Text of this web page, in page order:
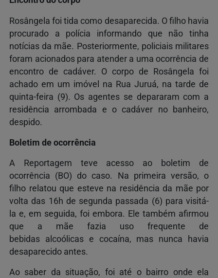
Rosângela foi tida como desaparecida. O filho havia
procurado a polícia informando que não tinha
notícias da mãe. Posteriormente, policiais militares
foram acionados para atender a uma ocorrência de
encontro de cadáver. O corpo de Rosângela foi
achado em um imóvel na Rua Juruá, na tarde de
quinta-feira (9). Os agentes se depararam com a
residência arrombada e o cadáver no banheiro,
despido.
Boletim de ocorrência
A Reportagem teve acesso ao boletim de
ocorrência (BO) do caso. Na primeira versão, o
filho relatou que esteve na residência da mãe por
volta das 16h de segunda passada (6) para visitá-
la e, em seguida, foi embora. Ele também afirmou
que a mãe fazia uso frequente de
bebidas alcoólicas e cocaína, mas nunca havia
desaparecido antes.
Ao saber da situação, foi até o bairro onde ela